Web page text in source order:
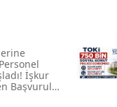
İşkur
Başvurular